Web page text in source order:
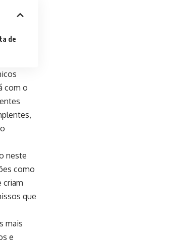
de
com o
neste
como
criam
que
mais
e